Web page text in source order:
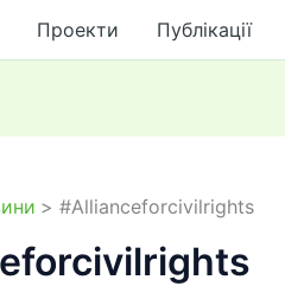
Проекти Публікації
#Allianceforcivilrights